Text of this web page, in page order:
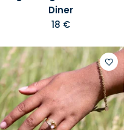
Diner
18 €
à
votre
liste